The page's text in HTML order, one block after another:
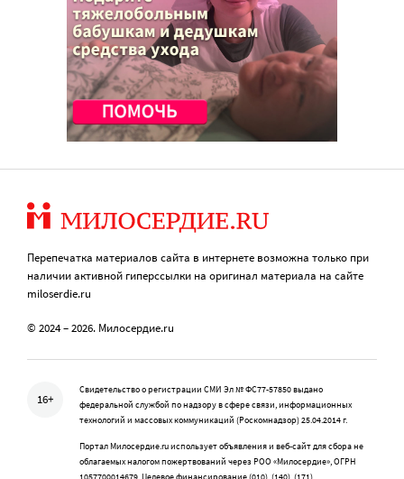
Перепечатка материалов сайта в интернете возможна только при
наличии активной гиперссылки на оригинал материала на сайте
miloserdie.ru
© 2024 – 2026. Милосердие.ru
16+
Свидетельство о регистрации СМИ Эл № ФС77-57850 выдано
федеральной службой по надзору в сфере связи, информационных
технологий и массовых коммуникаций (Роскомнадзор) 25.04.2014 г.
Портал Милосердие.ru использует объявления и веб-сайт для сбора не
облагаемых налогом пожертвований через РОО «Милосердие», ОГРН